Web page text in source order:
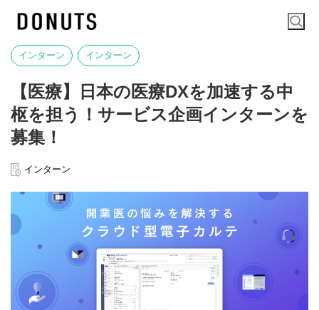
インターン インターン
【医療】日本の医療DXを加速する中
枢を担う！サービス企画インターンを
募集！
インターン